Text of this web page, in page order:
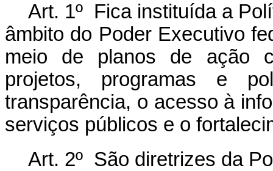
Art. 1º Fica instituída a
âmbito do Poder Executivo
meio de planos de ação
projetos, programas e
transparência, o acesso à
serviços públicos e o
Art. 2º São diretrizes da